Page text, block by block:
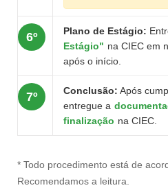
6º Plano de Estágio:
Estágio" na CIEC em
após o início.
7º Conclusão: Após
entregue a
finalização na CIEC.
* Todo procedimento está de
Recomendamos a leitura.